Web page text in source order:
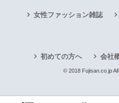
女性ファッション雑誌
初めての方へ 会社
© 2018 Fujisan.co.jp